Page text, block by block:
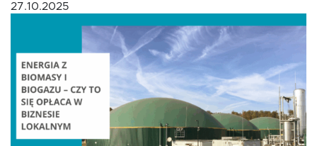
Oferta dla NGO/PES
Fundusz FKIS
Rodo
27.10.2025